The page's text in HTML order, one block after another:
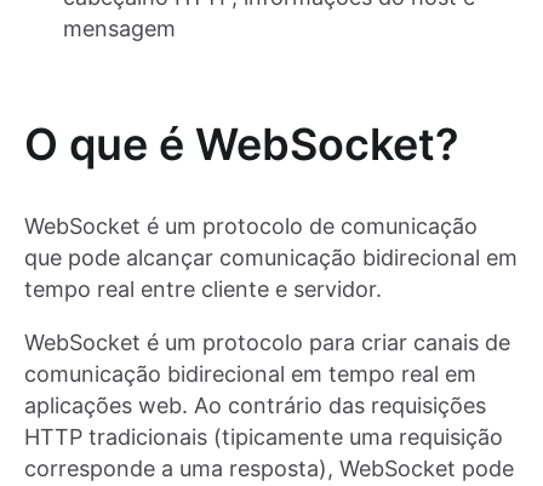
mensagem
O que é WebSocket?
WebSocket é um protocolo de comunicação
que pode alcançar comunicação bidirecional em
tempo real entre cliente e servidor.
WebSocket é um protocolo para criar canais de
comunicação bidirecional em tempo real em
aplicações web. Ao contrário das requisições
HTTP tradicionais (tipicamente uma requisição
corresponde a uma resposta), WebSocket pode